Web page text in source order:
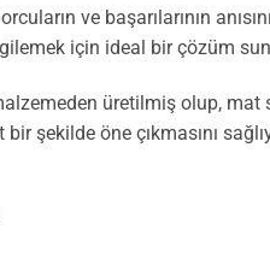
ve başarılarının
için ideal bir çözüm
üretilmiş olup,
şekilde öne çıkmasını